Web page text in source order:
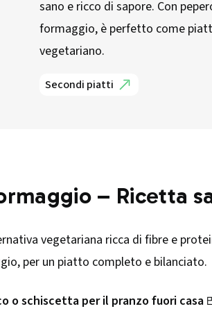
sano e ricco di sapore. Con
formaggio, è perfetto come
vegetariano.
Secondi piatti
– Ricetta
vegetariana ricca di fibre e
per un piatto completo e bilanciato.
o schiscetta per il pranzo fuori casa